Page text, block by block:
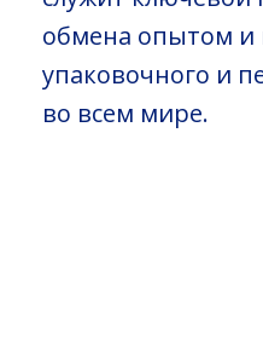
обмена опытом и
упаковочного и
во всем мире.